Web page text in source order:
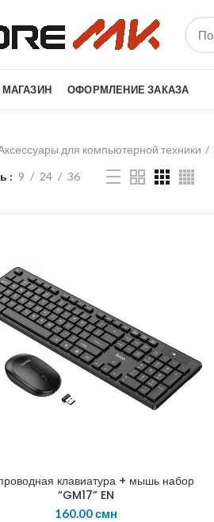
МАГАЗИН ОФОРМЛЕНИЕ ЗАКАЗА
для компьютерной техники
9 24 36
клавиатура + мышь набор
“GM17” EN
160.00смн